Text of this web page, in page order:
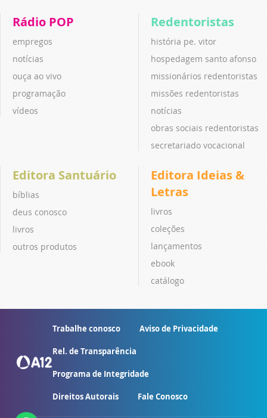
Rádio POP
empregos
notícias
ouça ao vivo
programação
vídeos
Redentoristas
história pe. vitor
hospedagem santo afonso
missionários redentoristas
missões redentoristas
notícias
obras sociais redentoristas
secretariado vocacional
Editora Santuário
bíblias
deus conosco
livros
outros produtos
Editora Ideias &
Letras
livros
coleções
lançamentos
ebook
catálogo
Trabalhe conosco Aviso de Privacidade
Rel. de Transparência
Programa de Integridade
Direitos Autorais Fale Conosco